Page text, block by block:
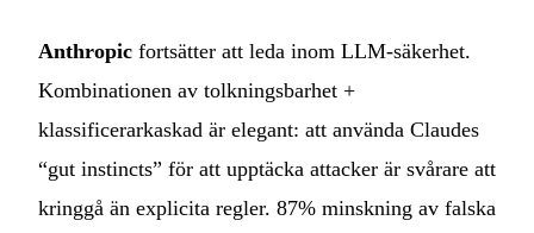
Anthropic fortsätter att leda inom LLM-säkerhet.
Kombinationen av tolkningsbarhet +
klassificerarkaskad är elegant: att använda Claudes
“gut instincts” för att upptäcka attacker är svårare att
kringgå än explicita regler. 87% minskning av falska